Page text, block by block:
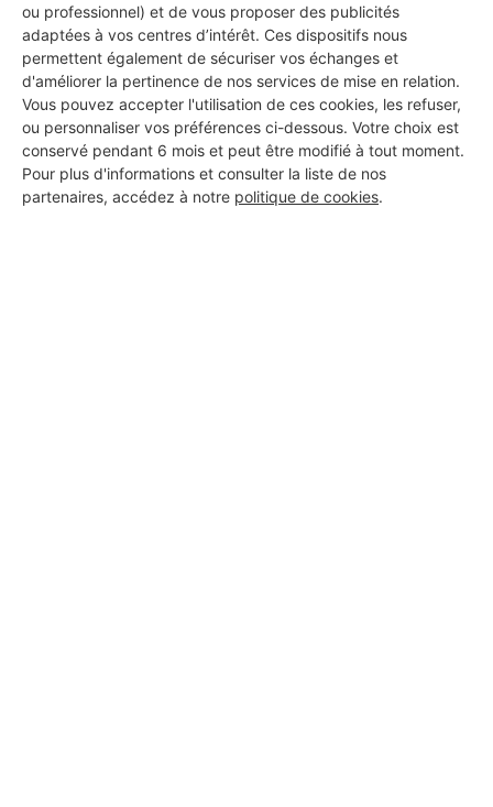
ou professionnel) et de vous proposer des publicités
adaptées à vos centres d’intérêt. Ces dispositifs nous
permettent également de sécuriser vos échanges et
d'améliorer la pertinence de nos services de mise en relation.
Vous pouvez accepter l'utilisation de ces cookies, les refuser,
ou personnaliser vos préférences ci-dessous. Votre choix est
conservé pendant 6 mois et peut être modifié à tout moment.
Pour plus d'informations et consulter la liste de nos
partenaires, accédez à notre politique de cookies.